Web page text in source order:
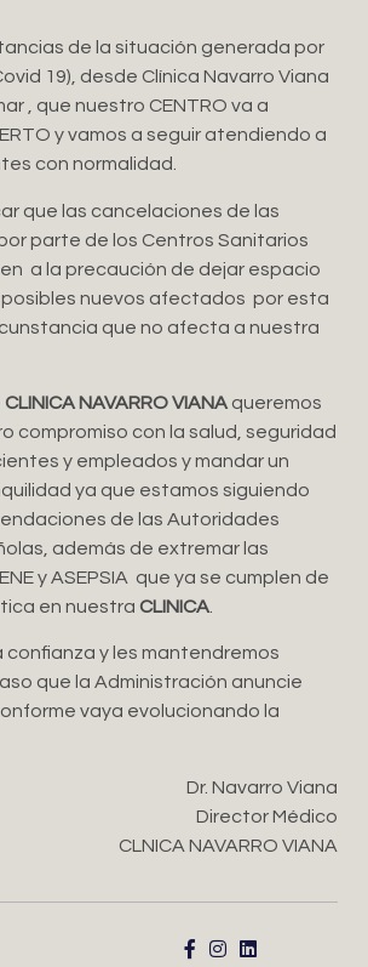
de la situación generada por
19), desde Clínica Navarro Viana
, que nuestro CENTRO va a
y vamos a seguir atendiendo a
con normalidad.
que las cancelaciones de las
parte de los Centros Sanitarios
a la precaución de dejar espacio
nuevos afectados por esta
que no afecta a nuestra
CLINICA NAVARRO VIANA queremos
compromiso con la salud, seguridad
y empleados y mandar un
ya que estamos siguiendo
de las Autoridades
además de extremar las
y ASEPSIA que ya se cumplen de
en nuestra CLINICA
confianza y les mantendremos
que la Administración anuncie
vaya evolucionando la
Dr. Navarro Viana
Director Médico
CLNICA NAVARRO VIANA